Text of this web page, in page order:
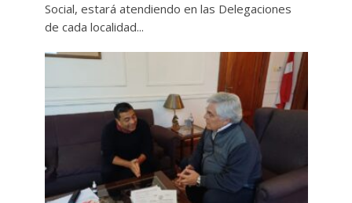
Social, estará atendiendo en las Delegaciones
de cada localidad...